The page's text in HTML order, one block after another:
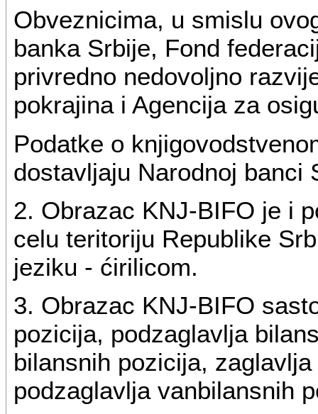
Obveznicima, u smislu
banka Srbije, Fond
privredno nedovoljno
pokrajina i Agencija za
Podatke o
dostavljaju Narodnoj banci
2. Obrazac KNJ-BIFO je i
celu teritoriju Republike
jeziku - ćirilicom.
3. Obrazac KNJ-BIFO
pozicija, podzaglavlja
bilansnih pozicija,
podzaglavlja vanbilansnih